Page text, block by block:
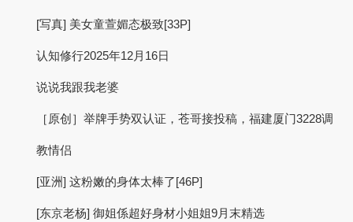
[写真] 美女童萱媚态极致[33P]
认知修行2025年12月16日
说说我跟我老婆
［原创］举牌手势双认证，苍哥接投稿，福建厦门3228调
教情侣
[亚洲] 这粉嫩的身体太棒了[46P]
[东京老杨] 御姐係超好身材小姐姐9月末精选